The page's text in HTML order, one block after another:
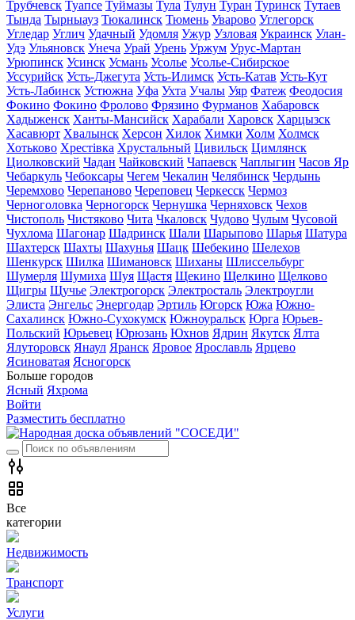
Трубчевск Туапсе Туймазы Тула Тулун Туран Туринск Тутаев
Тында Тырныауз Тюкалинск Тюмень Уварово Углегорск
Угледар Углич Удачный Удомля Ужур Узловая Украинск Улан-
Удэ Ульяновск Унеча Урай Урень Уржум Урус-Мартан
Урюпинск Усинск Усмань Усолье Усолье-Сибирское
Уссурийск Усть-Джегута Усть-Илимск Усть-Катав Усть-Кут
Усть-Лабинск Устюжна Уфа Ухта Учалы Уяр Фатеж Феодосия
Фокино Фокино Фролово Фрязино Фурманов Хабаровск
Хадыженск Ханты-Мансийск Харабали Харовск Харцызск
Хасавюрт Хвалынск Херсон Хилок Химки Холм Холмск
Хотьково Хрестівка Хрустальный Цивильск Цимлянск
Циолковский Чадан Чайковский Чапаевск Чаплыгин Часов Яр
Чебаркуль Чебоксары Чегем Чекалин Челябинск Чердынь
Черемхово Черепаново Череповец Черкесск Чермоз
Черноголовка Черногорск Чернушка Черняховск Чехов
Чистополь Чистяково Чита Чкаловск Чудово Чулым Чусовой
Чухлома Шагонар Шадринск Шали Шарыпово Шарья Шатура
Шахтерск Шахты Шахунья Шацк Шебекино Шелехов
Шенкурск Шилка Шимановск Шиханы Шлиссельбург
Шумерля Шумиха Шуя Щастя Щекино Щелкино Щелково
Щигры Щучье Электрогорск Электросталь Электроугли
Элиста Энгельс Энергодар Эртиль Югорск Южа Южно-
Сахалинск Южно-Сухокумск Южноуральск Юрга Юрьев-
Польский Юрьевец Юрюзань Юхнов Ядрин Якутск Ялта
Ялуторовск Янаул Яранск Яровое Ярославль Ярцево
Ясиноватая Ясногорск
Больше городов
Ясный Яхрома
Войти
Разместить бесплатно
Все
категории
Недвижимость
Транспорт
Услуги